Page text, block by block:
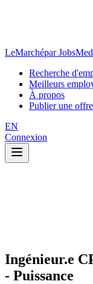
LeMarchépar
Recherche
Meilleurs
À propos
Publier une offre
EN
Connexion
Ingénieur.e
- Puissance